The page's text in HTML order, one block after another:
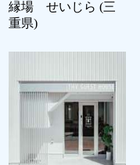
縁場 せいじら (三
重県)